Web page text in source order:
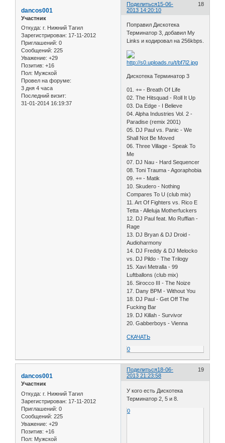
Поделиться 18
15-06-
2013 14:20:10
dancos001
Участник
Откуда: г. Нижний Тагил
Зарегистрирован: 17-11-2012
Приглашений: 0
Сообщений: 225
Уважение: +29
Позитив: +16
Пол: Мужской
Провел на форуме:
3 дня 4 часа
Последний визит:
31-01-2014 16:19:37
Поправил Дискотека
Терминатор 3, добавил My
Links и кодировал на 256kbps.
Дискотека Терминатор 3
01. += - Breath Of Life
02. The Hitsquad - Roll It Up
03. Da Edge - I Believe
04. Alpha Industries Vol. 2 -
Paradise (remix 2001)
05. DJ Paul vs. Panic - We
Shall Not Be Moved
06. Three Village - Speak To
Me
07. DJ Nau - Hard Sequencer
08. Toni Trauma - Agoraphobia
09. += - Matik
10. Skudero - Nothing
Compares To U (club mix)
11. Art Of Fighters vs. Rico E
Tetta - Alleluja Motherfuckers
12. DJ Paul feat. Mo Ruffian -
Rage
13. DJ Bryan & DJ Droid -
Audioharmony
14. DJ Freddy & DJ Melocko
vs. DJ Pildo - The Trilogy
15. Xavi Metralla - 99
Luftballons (club mix)
16. Sirocco III - The Noize
17. Dany BPM - Without You
18. DJ Paul - Get Off The
Fucking Bar
19. DJ Killah - Survivor
20. Gabberboys - Vienna
СКАЧАТЬ
0
Поделиться 19
18-06-
2013 21:23:58
dancos001
Участник
Откуда: г. Нижний Тагил
Зарегистрирован: 17-11-2012
Приглашений: 0
Сообщений: 225
Уважение: +29
Позитив: +16
Пол: Мужской
У кого есть Дискотека
Терминатор 2, 5 и 8.
0